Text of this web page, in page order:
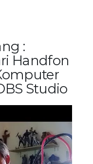
:
Handfon
Studio